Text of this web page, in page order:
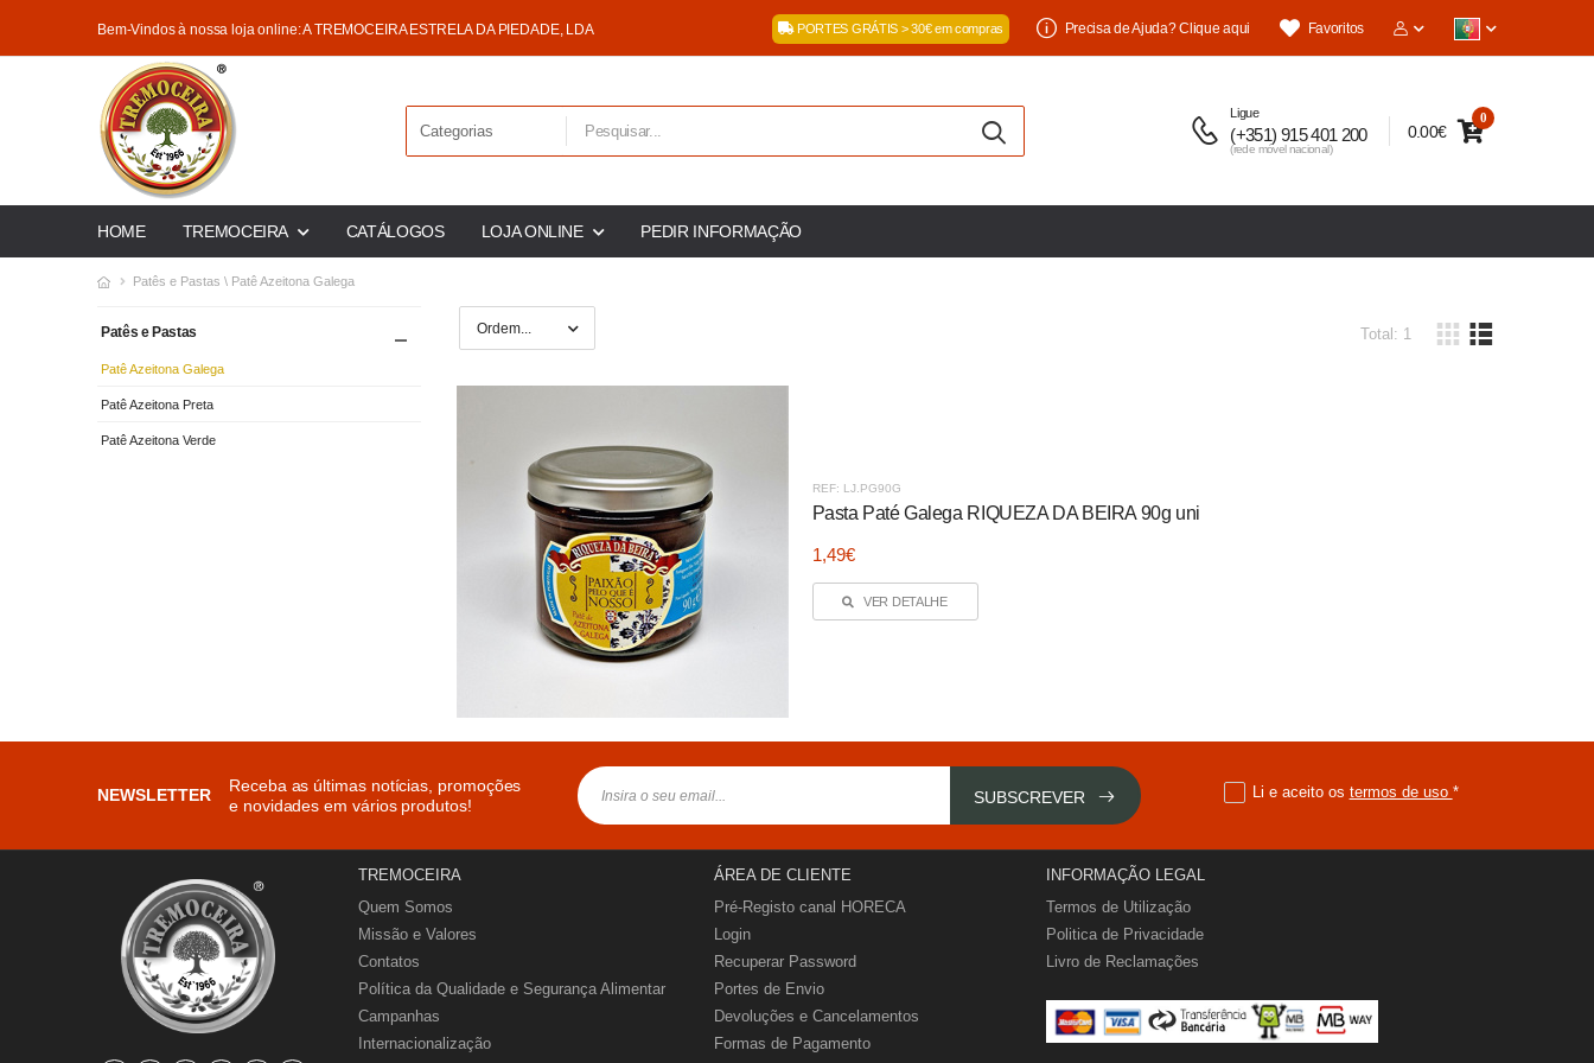
Bem-Vindos à nossa loja online: A TREMOCEIRA ESTRELA DA PIEDADE, LDA PORTES GRÁTIS > 30€ em compras Precisa de Ajuda? Clique aqui Favoritos
Ligue
(+351) 915 401 200
(rede móvel nacional)
0.00€
0
HOME TREMOCEIRA CATÁLOGOS LOJA ONLINE PEDIR INFORMAÇÃO
Patês e Pastas \ Patê Azeitona Galega
Patês e Pastas
Patê Azeitona Galega
Patê Azeitona Preta
Patê Azeitona Verde
Total: 1
REF: LJ.PG90G
Pasta Paté Galega RIQUEZA DA BEIRA 90g uni
1,49€
VER DETALHE
NEWSLETTER
Receba as últimas notícias, promoções
e novidades em vários produtos!
SUBSCREVER Li e aceito os termos de uso *
TREMOCEIRA
Quem Somos
Missão e Valores
Contatos
Política da Qualidade e Segurança Alimentar
Campanhas
Internacionalização
ÁREA DE CLIENTE
Pré-Registo canal HORECA
Login
Recuperar Password
Portes de Envio
Devoluções e Cancelamentos
Formas de Pagamento
INFORMAÇÃO LEGAL
Termos de Utilização
Politica de Privacidade
Livro de Reclamações